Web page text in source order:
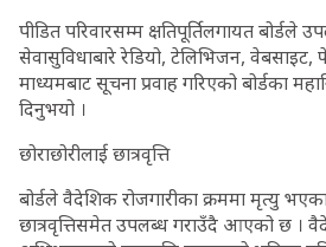
पीडित परिवारसम्म क्षतिपूर्तिलगायत
सेवासुविधाबारे रेडियो, टेलिभिजन,
माध्यमबाट सूचना प्रवाह गरिएको बोर्डका
दिनुभयो ।
छोराछोरीलाई छात्रवृत्ति
बोर्डले वैदेशिक रोजगारीका क्रममा मृत्यु
छात्रवृत्तिसमेत उपलब्ध गराउँदै आएको छ ।